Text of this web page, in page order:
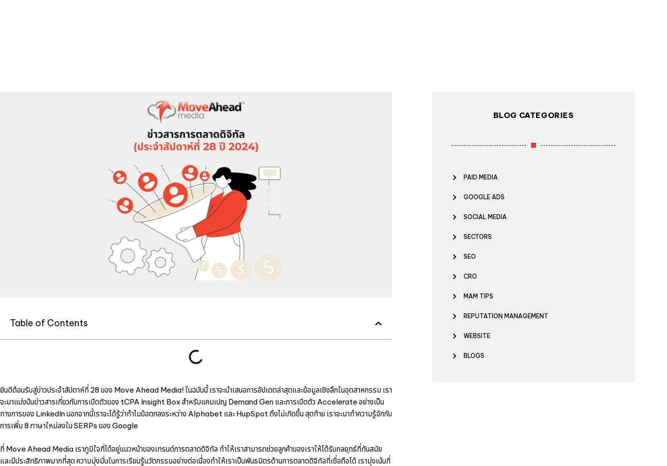
Table of Contents
ยินดีต้อนรับสู่ข่าวประจำสัปดาห์ที่ 28 ของ Move Ahead Media! ในฉบับนี้ เราจะนำเสนอการอัปเดตล่าสุดและข้อมูลเชิงลึกในอุตสาหกรรม เรา
จะมาแบ่งปันข่าวสารเกี่ยวกับการเปิดตัวของ tCPA Insight Box สำหรับแคมเปญ Demand Gen และการเปิดตัว Accelerate อย่างเป็น
ทางการของ LinkedIn นอกจากนี้เราจะได้รู้ว่าทำไมข้อตกลงระหว่าง Alphabet และ HupSpot ถึงไม่เกิดขึ้น สุดท้าย เราจะมาทำความรู้จักกับ
การเพิ่ม 8 ภาษาใหม่ลงใน SERPs ของ Google
ที่ Move Ahead Media เราภูมิใจที่ได้อยู่แนวหน้าของเทรนด์การตลาดดิจิทัล ทำให้เราสามารถช่วยลูกค้าของเราให้ได้รับกลยุทธ์ที่ทันสมัย
และมีประสิทธิภาพมากที่สุด ความมุ่งมั่นในการเรียนรู้นวัตกรรมอย่างต่อเนื่องทำให้เราเป็นพันธมิตรด้านการตลาดดิจิทัลที่เชื่อถือได้ เรามุ่งเน้นที่
BLOG CATEGORIES
PAID MEDIA
GOOGLE ADS
SOCIAL MEDIA
SECTORS
SEO
CRO
MAM TIPS
REPUTATION MANAGEMENT
WEBSITE
BLOGS